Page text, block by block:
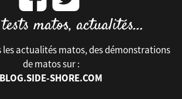
les actualités matos, des démonstrations
de matos sur :
BLOG.SIDE-SHORE.COM